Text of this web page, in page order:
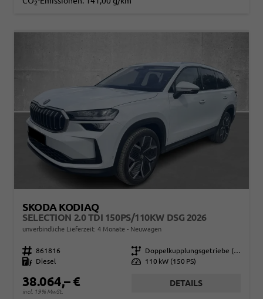
2
SKODA KODIAQ
SELECTION 2.0 TDI 150PS/110KW DSG 2026
unverbindliche Lieferzeit: 4 Monate Neuwagen
Fahrzeugnr. 861816 Getriebe
Doppelkupplungsgetriebe (DSG)
Kraftstoff
Diesel Leistung 110 kW (150 PS)
38.064,– €
incl. 19% MwSt.
DETAILS